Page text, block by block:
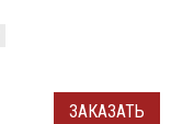
ЗАКАЗАТЬ